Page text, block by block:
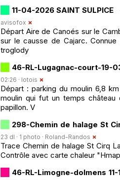
11-04-2026 SAINT SULPICE
avisofox
Départ Aire de Canoés sur le
sur le causse de Cajarc.
troglody
46-RL-Lugagnac-court-19-
02:26 · lotois
Départ : parking du moulin 6,8
moulin qui fut un temps
papillon. V
298-Chemin de halage St
23 dl · 1 photo · Roland-Randos
Trace Chemin de halage St Cirq
Contrôle avec carte chaleur
46-RL-Limogne-dolmens 11-